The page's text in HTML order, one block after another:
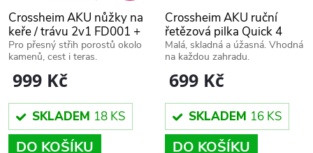
p
r
o
d
p
r
o
d
Crossheim AKU nůžky na
keře / trávu 2v1 FD001 +
náhradní baterie
999 Kč
SKLADEM 18 KS
DO KOŠÍKU
Pro přesný střih porostů okolo
kamenů, cest i teras.
Crossheim AKU ruční
řetězová pilka Quick 4
699 Kč
SKLADEM 16 KS
DO KOŠÍKU
Malá, skladná a úžasná. Vhodná
na každou zahradu.